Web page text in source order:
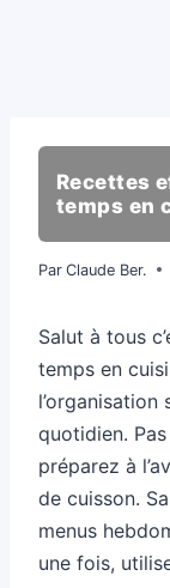
Recettes
temps en
Par Claude Ber.
Salut à tous
temps en
quotidien.
préparez à
de cuisson.
menus
une fois,